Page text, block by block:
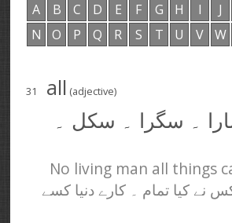
A B C D E F G H I J
N
O P Q R S T U V W
31 all (adjective)
۔ سگرا ۔ سکل ۔
No living man all things
کس نے کیا تمام ۔ کارے دنیا کسے